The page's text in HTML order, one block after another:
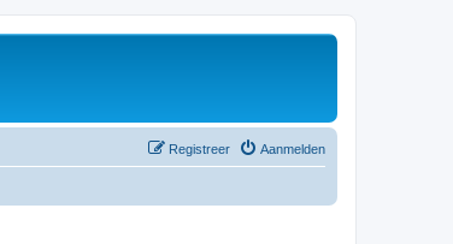
Aanmelden
Registreer